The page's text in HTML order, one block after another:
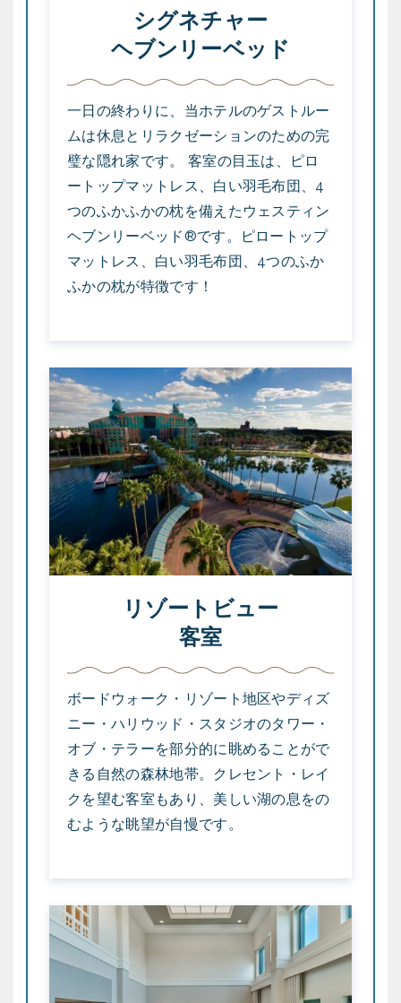
シグネチャー
ヘブンリーベッド
一日の終わりに、当ホテルのゲストルー
ムは休息とリラクゼーションのための完
璧な隠れ家です。 客室の目玉は、ピロ
ートップマットレス、白い羽毛布団、4
つのふかふかの枕を備えたウェスティン
ヘブンリーベッド®です。ピロートップ
マットレス、白い羽毛布団、4つのふか
ふかの枕が特徴です！
リゾートビュー
客室
ボードウォーク・リゾート地区やディズ
ニー・ハリウッド・スタジオのタワー・
オブ・テラーを部分的に眺めることがで
きる自然の森林地帯。クレセント・レイ
クを望む客室もあり、美しい湖の息をの
むような眺望が自慢です。